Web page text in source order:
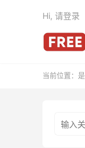
Hi, 请登录
当前位置：